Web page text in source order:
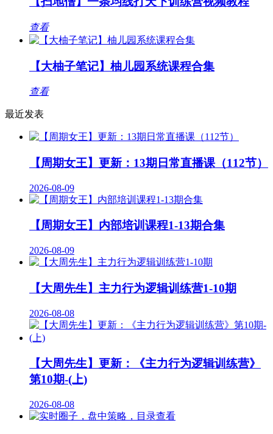
查看
【大柚子笔记】柚儿园系统课程合集
查看
最近发表
【周期女王】更新：13期日常直播课（112节）
2026-08-09
【周期女王】内部培训课程1-13期合集
2026-08-09
【大周先生】主力行为逻辑训练营1-10期
2026-08-08
【大周先生】更新：《主力行为逻辑训练营》
第10期-(上)
2026-08-08